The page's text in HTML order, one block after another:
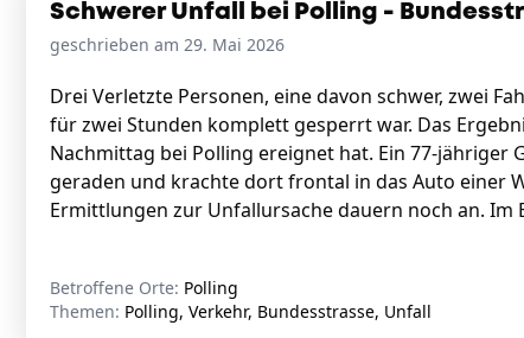
Schwerer Unfall bei Polling -
geschrieben am 29. Mai 2026
Drei Verletzte Personen, eine davon schwer, zwei
für zwei Stunden komplett gesperrt war. Das
Nachmittag bei Polling ereignet hat. Ein 77-
geraden und krachte dort frontal in das Auto einer
Ermittlungen zur Unfallursache dauern noch an.
Betroffene Orte: Polling
Themen: Polling, Verkehr, Bundesstrasse, Unfall